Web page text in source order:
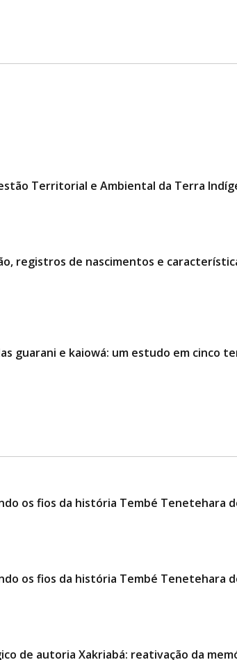
Territorial e Ambiental da Terra
registros de nascimentos e
guarani e kaiowá: um estudo em cinco
os fios da história Tembé Tenetehara
os fios da história Tembé Tenetehara
de autoria Xakriabá: reativação da